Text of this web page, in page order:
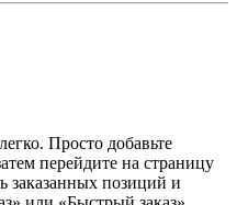
Просто добавьте
перейдите на страницу
заказанных позиций и